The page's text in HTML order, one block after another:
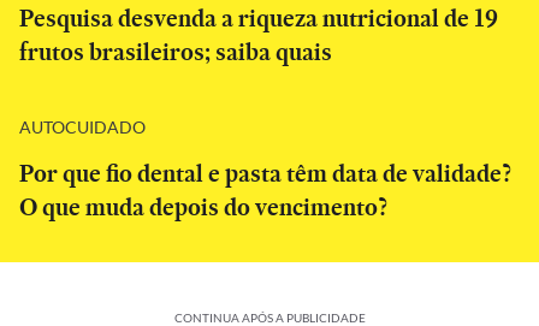
Pesquisa desvenda a riqueza nutricional de 19
frutos brasileiros; saiba quais
AUTOCUIDADO
Por que fio dental e pasta têm data de validade?
O que muda depois do vencimento?
CONTINUA APÓS A PUBLICIDADE